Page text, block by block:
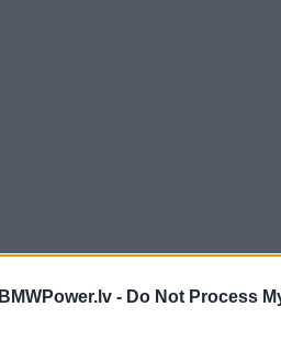
BMWPower.lv - Do Not Process